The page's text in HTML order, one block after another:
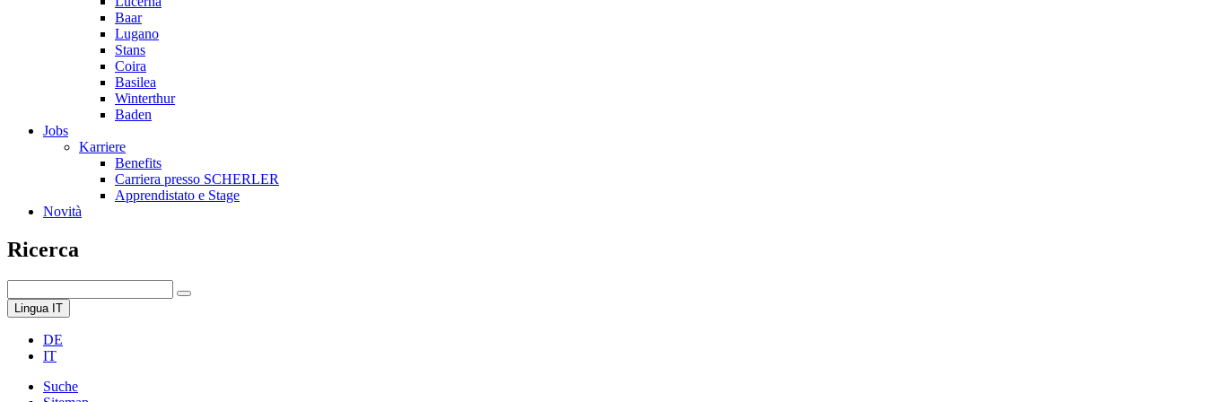
Baar
Lugano
Stans
Coira
Basilea
Winterthur
Baden
Jobs
Karriere
Benefits
Carriera presso SCHERLER
Apprendistato e Stage
Novità
Ricerca
Lingua IT
DE
IT
Suche